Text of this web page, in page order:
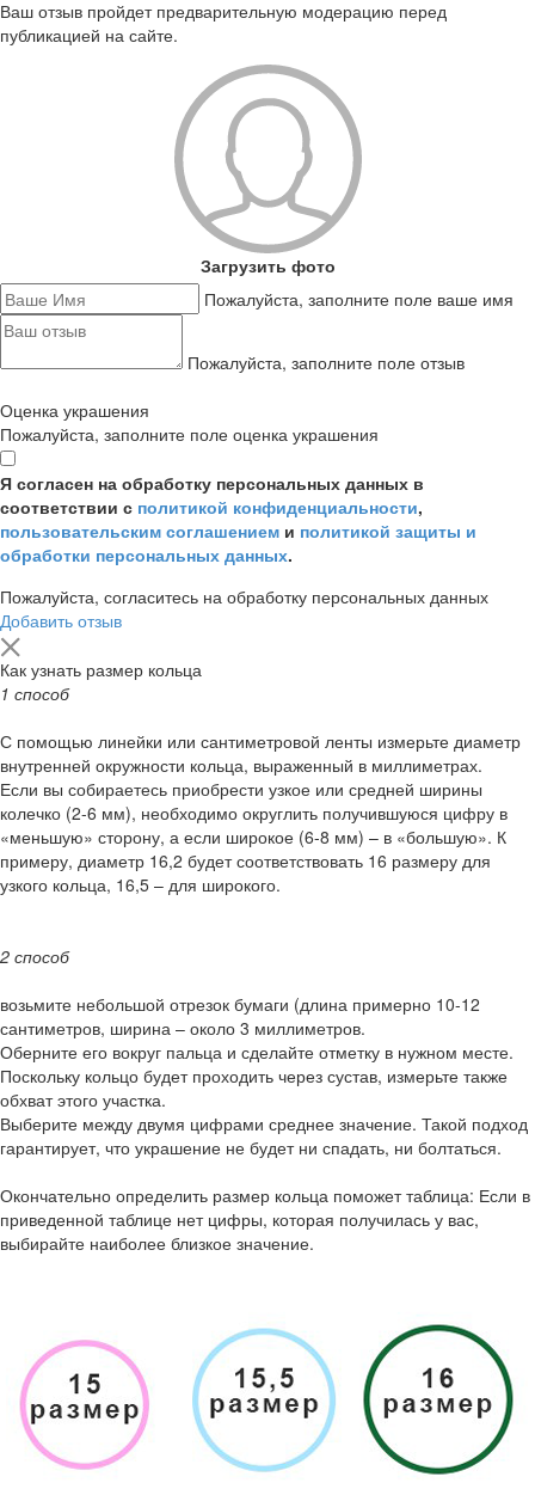
Ваш отзыв пройдет предварительную модерацию перед
публикацией на сайте.
Загрузить фото
Пожалуйста, заполните поле ваше имя
Пожалуйста, заполните поле отзыв
Оценка украшения
Пожалуйста, заполните поле оценка украшения
Я согласен на обработку персональных данных в
соответствии с политикой конфиденциальности,
пользовательским соглашением и политикой защиты и
обработки персональных данных.
Пожалуйста, согласитесь на обработку персональных данных
Добавить отзыв
Как узнать размер кольца
1 способ
С помощью линейки или сантиметровой ленты измерьте диаметр
внутренней окружности кольца, выраженный в миллиметрах.
Если вы собираетесь приобрести узкое или средней ширины
колечко (2-6 мм), необходимо округлить получившуюся цифру в
«меньшую» сторону, а если широкое (6-8 мм) – в «большую». К
примеру, диаметр 16,2 будет соответствовать 16 размеру для
узкого кольца, 16,5 – для широкого.
2 способ
возьмите небольшой отрезок бумаги (длина примерно 10-12
сантиметров, ширина – около 3 миллиметров.
Оберните его вокруг пальца и сделайте отметку в нужном месте.
Поскольку кольцо будет проходить через сустав, измерьте также
обхват этого участка.
Выберите между двумя цифрами среднее значение. Такой подход
гарантирует, что украшение не будет ни спадать, ни болтаться.
Окончательно определить размер кольца поможет таблица: Если в
приведенной таблице нет цифры, которая получилась у вас,
выбирайте наиболее близкое значение.